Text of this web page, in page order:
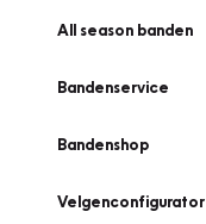
All season banden
Bandenservice
Bandenshop
Velgenconfigurator